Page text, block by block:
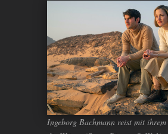
Ingeborg Bachmann reist mit